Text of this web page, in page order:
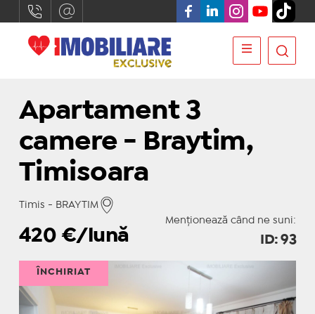
Apartament 3
camere - Braytim,
Timisoara
Timis - BRAYTIM
Menționează când ne suni:
420 €/lună ID: 93
ÎNCHIRIAT